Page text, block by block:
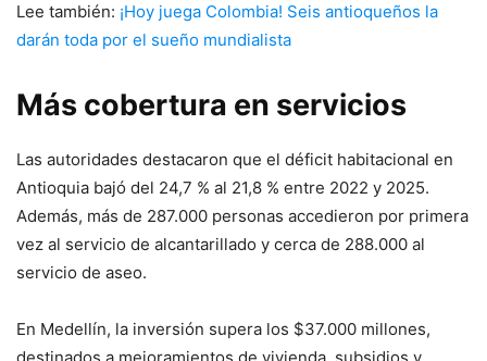
Lee también: ¡Hoy juega Colombia! Seis antioqueños la
darán toda por el sueño mundialista
Más cobertura en servicios
Las autoridades destacaron que el déficit habitacional en
Antioquia bajó del 24,7 % al 21,8 % entre 2022 y 2025.
Además, más de 287.000 personas accedieron por primera
vez al servicio de alcantarillado y cerca de 288.000 al
servicio de aseo.
En Medellín, la inversión supera los $37.000 millones,